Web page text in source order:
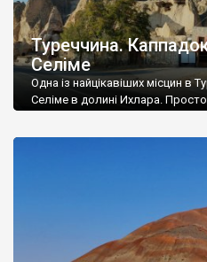
Туреччина.
Селіме
Одна із найцікавіших місцин в
Селіме в долині Ихлара.